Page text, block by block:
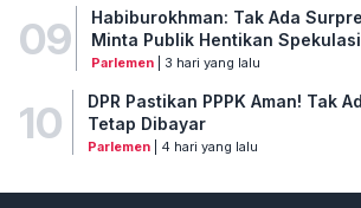
09
Habiburokhman: Tak Ada
Minta Publik Hentikan Spekulasi
Parlemen| 3 hari yang lalu
10
DPR Pastikan PPPK Aman! Tak
Tetap Dibayar
Parlemen| 4 hari yang lalu